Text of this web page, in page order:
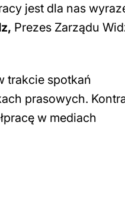
jest dla nas
Prezes Zarządu
trakcie spotkań
prasowych.
w mediach